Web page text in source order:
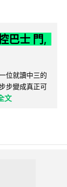
巴士 門,
位就讀中三的
步變成真正可
文